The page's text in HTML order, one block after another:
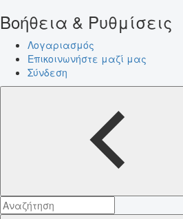
Βοήθεια & Ρυθμίσεις
Λογαριασμός
Επικοινωνήστε μαζί μας
Σύνδεση